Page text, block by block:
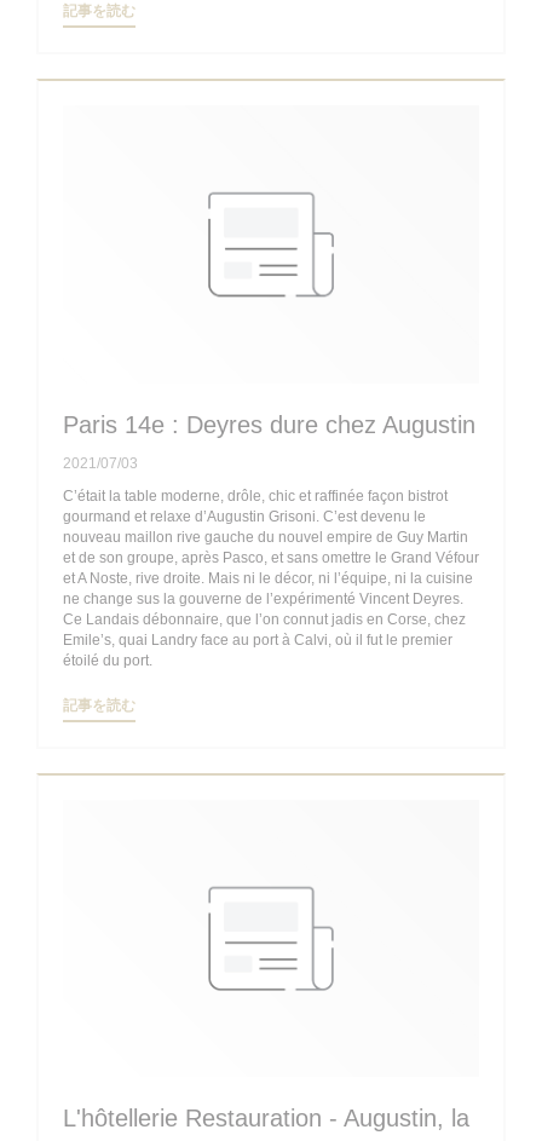
記事を読む((新しいウィンドウで開きます))
Paris 14e : Deyres dure chez Augustin
2021/07/03
C’était la table moderne, drôle, chic et raffinée façon bistrot
gourmand et relaxe d’Augustin Grisoni. C’est devenu le
nouveau maillon rive gauche du nouvel empire de Guy Martin
et de son groupe, après Pasco, et sans omettre le Grand Véfour
et A Noste, rive droite. Mais ni le décor, ni l’équipe, ni la cuisine
ne change sus la gouverne de l’expérimenté Vincent Deyres.
Ce Landais débonnaire, que l’on connut jadis en Corse, chez
Emile’s, quai Landry face au port à Calvi, où il fut le premier
étoilé du port.
記事を読む((新しいウィンドウで開きます))
L'hôtellerie Restauration - Augustin, la